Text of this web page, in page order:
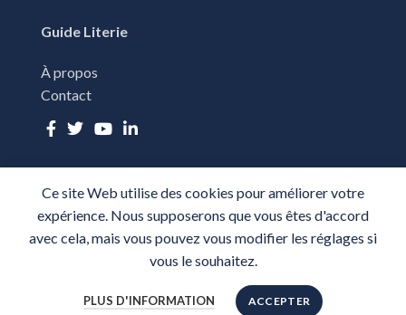
Guide Literie
À propos
Contact
MENTIONS LÉGALES -CGU-POLITIQUE DE CONFIDENTIALITÉ
Ce site Web utilise des cookies pour améliorer votre
expérience. Nous supposerons que vous êtes d'accord
avec cela, mais vous pouvez vous modifier les réglages si
vous le souhaitez.
PLUS D'INFORMATION ACCEPTER